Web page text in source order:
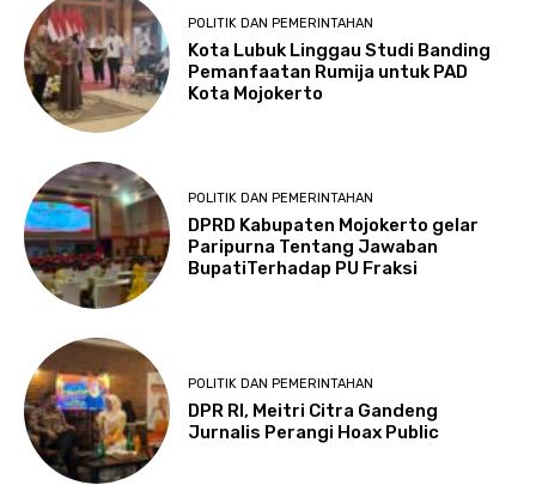
POLITIK DAN PEMERINTAHAN
Kota Lubuk Linggau Studi Banding
Pemanfaatan Rumija untuk PAD
Kota Mojokerto
POLITIK DAN PEMERINTAHAN
DPRD Kabupaten Mojokerto gelar
Paripurna Tentang Jawaban
BupatiTerhadap PU Fraksi
POLITIK DAN PEMERINTAHAN
DPR RI, Meitri Citra Gandeng
Jurnalis Perangi Hoax Public